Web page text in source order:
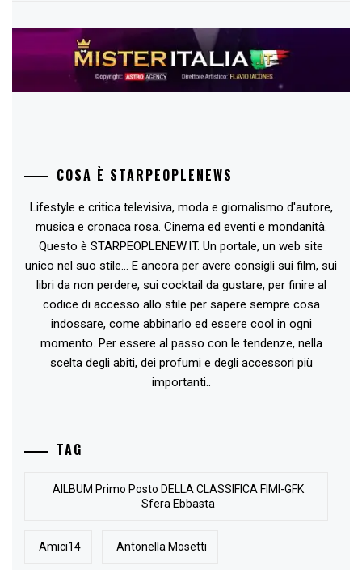
COSA È STARPEOPLENEWS
Lifestyle e critica televisiva, moda e giornalismo d'autore,
musica e cronaca rosa. Cinema ed eventi e mondanità.
Questo è STARPEOPLENEW.IT. Un portale, un web site
unico nel suo stile... E ancora per avere consigli sui film, sui
libri da non perdere, sui cocktail da gustare, per finire al
codice di accesso allo stile per sapere sempre cosa
indossare, come abbinarlo ed essere cool in ogni
momento. Per essere al passo con le tendenze, nella
scelta degli abiti, dei profumi e degli accessori più
importanti..
TAG
AlLBUM Primo Posto DELLA CLASSIFICA FIMI-GFK
Sfera Ebbasta
Amici14 Antonella Mosetti